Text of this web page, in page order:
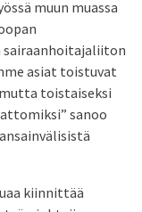
muun muassa
sairaanhoitajaliiton
asiat toistuvat
toistaiseksi
sanoo
kiinnittää